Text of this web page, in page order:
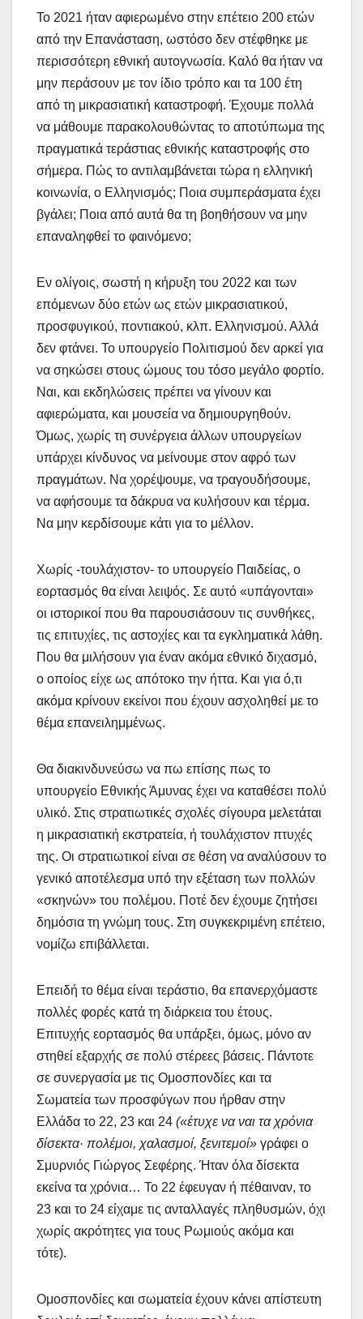
Το 2021 ήταν αφιερωμένο στην επέτειο 200 ετών
από την Επανάσταση, ωστόσο δεν στέφθηκε με
περισσότερη εθνική αυτογνωσία. Καλό θα ήταν να
μην περάσουν με τον ίδιο τρόπο και τα 100 έτη
από τη μικρασιατική καταστροφή. Έχουμε πολλά
να μάθουμε παρακολουθώντας το αποτύπωμα της
πραγματικά τεράστιας εθνικής καταστροφής στο
σήμερα. Πώς το αντιλαμβάνεται τώρα η ελληνική
κοινωνία, ο Ελληνισμός; Ποια συμπεράσματα έχει
βγάλει; Ποια από αυτά θα τη βοηθήσουν να μην
επαναληφθεί το φαινόμενο;
Εν ολίγοις, σωστή η κήρυξη του 2022 και των
επόμενων δύο ετών ως ετών μικρασιατικού,
προσφυγικού, ποντιακού, κλπ. Ελληνισμού. Αλλά
δεν φτάνει. Το υπουργείο Πολιτισμού δεν αρκεί για
να σηκώσει στους ώμους του τόσο μεγάλο φορτίο.
Ναι, και εκδηλώσεις πρέπει να γίνουν και
αφιερώματα, και μουσεία να δημιουργηθούν.
Όμως, χωρίς τη συνέργεια άλλων υπουργείων
υπάρχει κίνδυνος να μείνουμε στον αφρό των
πραγμάτων. Να χορέψουμε, να τραγουδήσουμε,
να αφήσουμε τα δάκρυα να κυλήσουν και τέρμα.
Να μην κερδίσουμε κάτι για το μέλλον.
Χωρίς -τουλάχιστον- το υπουργείο Παιδείας, ο
εορτασμός θα είναι λειψός. Σε αυτό «υπάγονται»
οι ιστορικοί που θα παρουσιάσουν τις συνθήκες,
τις επιτυχίες, τις αστοχίες και τα εγκληματικά λάθη.
Που θα μιλήσουν για έναν ακόμα εθνικό διχασμό,
ο οποίος είχε ως απότοκο την ήττα. Και για ό,τι
ακόμα κρίνουν εκείνοι που έχουν ασχοληθεί με το
θέμα επανειλημμένως.
Θα διακινδυνεύσω να πω επίσης πως το
υπουργείο Εθνικής Άμυνας έχει να καταθέσει πολύ
υλικό. Στις στρατιωτικές σχολές σίγουρα μελετάται
η μικρασιατική εκστρατεία, ή τουλάχιστον πτυχές
της. Οι στρατιωτικοί είναι σε θέση να αναλύσουν το
γενικό αποτέλεσμα υπό την εξέταση των πολλών
«σκηνών» του πολέμου. Ποτέ δεν έχουμε ζητήσει
δημόσια τη γνώμη τους. Στη συγκεκριμένη επέτειο,
νομίζω επιβάλλεται.
Επειδή το θέμα είναι τεράστιο, θα επανερχόμαστε
πολλές φορές κατά τη διάρκεια του έτους.
Επιτυχής εορτασμός θα υπάρξει, όμως, μόνο αν
στηθεί εξαρχής σε πολύ στέρεες βάσεις. Πάντοτε
σε συνεργασία με τις Ομοσπονδίες και τα
Σωματεία των προσφύγων που ήρθαν στην
Ελλάδα το 22, 23 και 24 («έτυχε να ναι τα χρόνια
δίσεκτα· πολέμοι, χαλασμοί, ξενιτεμοί» γράφει ο
Σμυρνιός Γιώργος Σεφέρης. Ήταν όλα δίσεκτα
εκείνα τα χρόνια… Το 22 έφευγαν ή πέθαιναν, το
23 και το 24 είχαμε τις ανταλλαγές πληθυσμών, όχι
χωρίς ακρότητες για τους Ρωμιούς ακόμα και
τότε).
Ομοσπονδίες και σωματεία έχουν κάνει απίστευτη